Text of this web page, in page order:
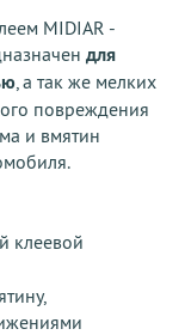
MIDIAR -
для
, а так же мелких
повреждения
и вмятин
клеевой